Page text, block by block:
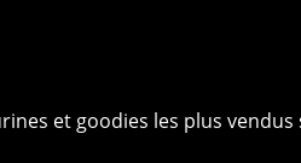
et goodies les plus